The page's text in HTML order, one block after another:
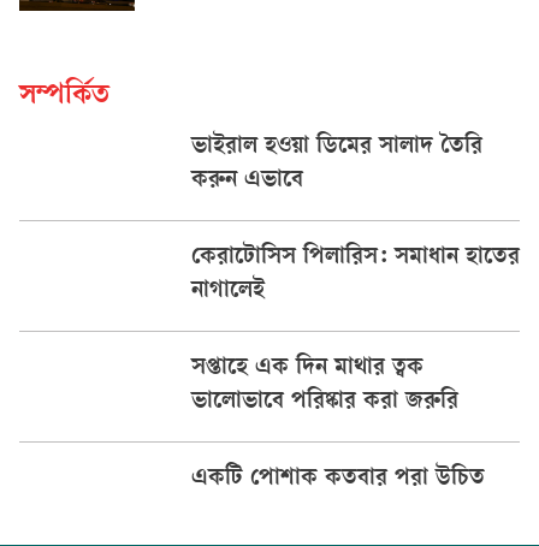
সম্পর্কিত
ভাইরাল হওয়া ডিমের সালাদ তৈরি
করুন এভাবে
কেরাটোসিস পিলারিস: সমাধান হাতের
নাগালেই
সপ্তাহে এক দিন মাথার ত্বক
ভালোভাবে পরিষ্কার করা জরুরি
একটি পোশাক কতবার পরা উচিত